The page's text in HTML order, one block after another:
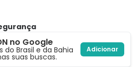
no Google
do Brasil e da Bahia
suas buscas.
Adicionar